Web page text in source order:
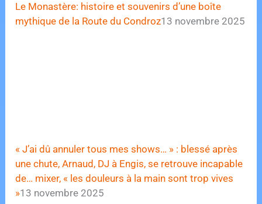
Le Monastère: histoire et souvenirs d’une boîte
mythique de la Route du Condroz13 novembre 2025
« J’ai dû annuler tous mes shows… » : blessé après
une chute, Arnaud, DJ à Engis, se retrouve incapable
de… mixer, « les douleurs à la main sont trop vives
»13 novembre 2025